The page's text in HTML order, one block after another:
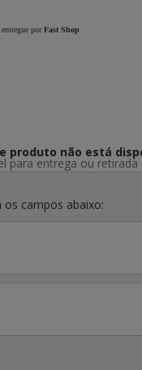
por Fast Shop
produto não está
para entrega ou retirada
os campos abaixo: